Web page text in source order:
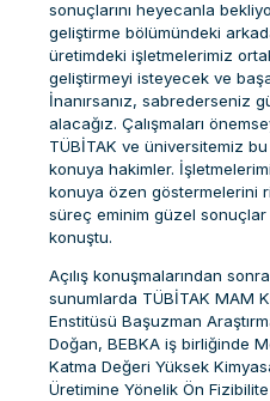
sonuçlarını heyecanla
geliştirme bölümündeki
üretimdeki işletmelerimiz
geliştirmeyi isteyecek ve
İnanırsanız, sabrederseniz
alacağız. Çalışmaları
TÜBİTAK ve üniversitemiz
konuya hakimler.
konuya özen göstermelerini
süreç eminim güzel
konuştu.
Açılış konuşmalarından
sunumlarda TÜBİTAK MAM
Enstitüsü Başuzman
Doğan, BEBKA iş birliğinde
Katma Değeri Yüksek
Üretimine Yönelik Ön Fizibilite